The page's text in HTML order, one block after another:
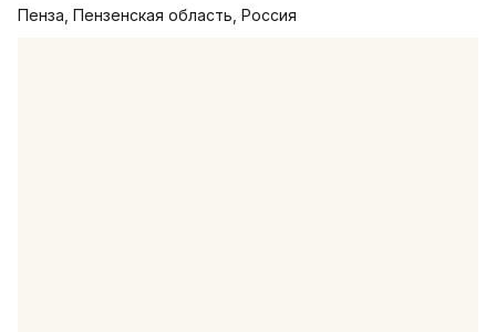
Пенза, Пензенская область, Россия